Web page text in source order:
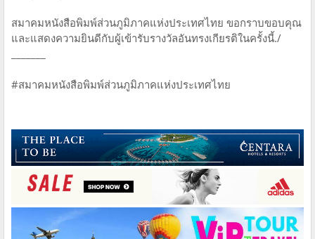
สมาคมหนังสือพิมพ์ส่วนภูมิภาคแห่งประเทศไทย​ ขอกราบขอบคุณ
และแสดงความยินดีกับผู้เข้ารับรางวัลอันทรงเกียรติในครั้งนี้./
#สมาคมหนังสือพิมพ์ส่วนภูมิภาคแห่งประเทศไทย